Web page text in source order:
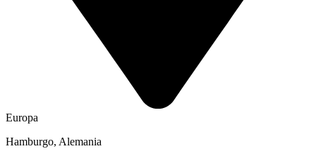
Europa
Hamburgo, Alemania